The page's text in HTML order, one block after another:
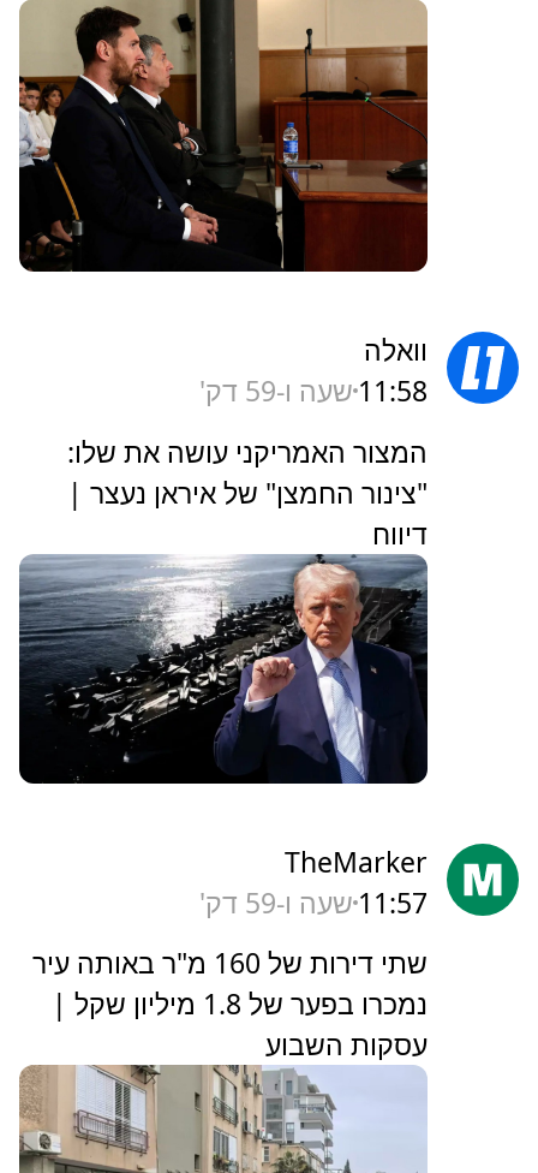
וואלה
11:58 שעה ו-59 דק'
המצור האמריקני עושה את שלו:
"צינור החמצן" של איראן נעצר |
דיווח
TheMarker
11:57 שעה ו-59 דק'
‏שתי דירות של 160 מ"ר באותה עיר
נמכרו בפער של 1.8 מיליון שקל |
עסקות השבוע